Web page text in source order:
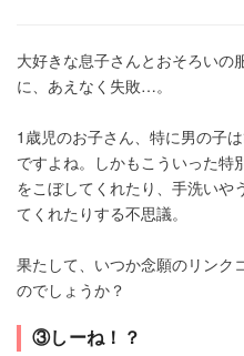
大好きな息子さんとおそろい
に、あえなく失敗…。
1歳児のお子さん、特に男の子
ですよね。しかもこういった特
をこぼしてくれたり、手洗いや
てくれたりする不思議。
果たして、いつか念願のリンク
のでしょうか？
③しーね！？